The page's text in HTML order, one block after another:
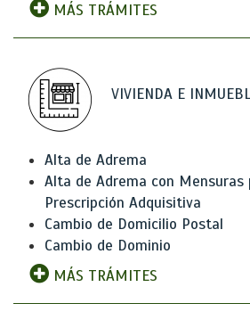
MÁS TRÁMITES
VIVIENDA E
Alta de Adrema
Alta de Adrema con Mensuras
Prescripción Adquisitiva
Cambio de Domicilio Postal
Cambio de Dominio
MÁS TRÁMITES